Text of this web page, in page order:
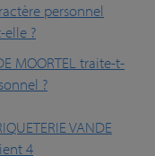
personnel
elle ?
MOORTEL traite-t-
?
VANDE
4